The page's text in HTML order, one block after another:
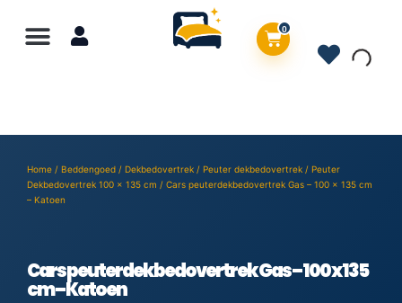
0
Home / Beddengoed / Dekbedovertrek / Peuter dekbedovertrek / Peuter
Dekbedovertrek 100 x 135 cm / Cars peuterdekbedovertrek Gas – 100 x 135 cm
– Katoen
Cars peuterdekbedovertrek Gas – 100 x 135
cm – Katoen